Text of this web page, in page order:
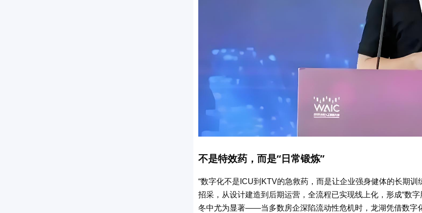
不是特效药，而是“日常锻炼”
“数字化不是 ICU到 KTV的急救药，而是让企业强身健体的长期训
招采，从设计建造到后期运营，全流程已实现线上化，形成“数字
冬中尤为显著——当多数房企深陷流动性危机时，龙湖凭借数